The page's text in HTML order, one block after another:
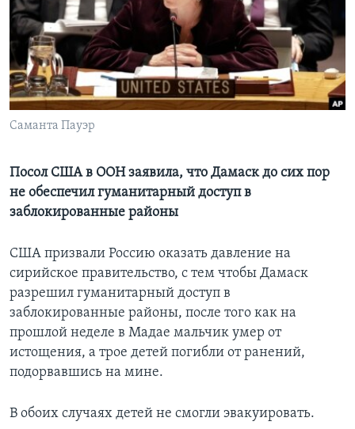
Learning English
СОЦИАЛЬНЫЕ СЕТИ
Саманта Пауэр
Посол США в ООН заявила, что Дамаск до сих пор
не обеспечил гуманитарный доступ в
заблокированные районы
США призвали Россию оказать давление на
сирийское правительство, с тем чтобы Дамаск
разрешил гуманитарный доступ в
заблокированные районы, после того как на
прошлой неделе в Мадае мальчик умер от
истощения, а трое детей погибли от ранений,
подорвавшись на мине.
В обоих случаях детей не смогли эвакуировать.